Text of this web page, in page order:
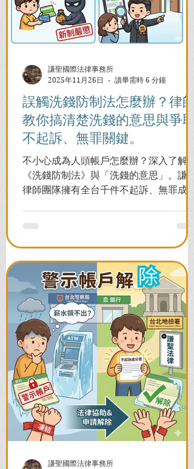
誤觸洗錢防制法怎麼辦？律師
教你搞清楚洗錢的意思與爭取
不起訴、無罪關鍵。
不小心成為人頭帳戶怎麼辦？深入了解
《洗錢防制法》與「洗錢的意思」。謙聖
律師團隊擁有全台千件不起訴、無罪成功
謙聖國際法律事務所
2025年11月26日
讀畢需時 6 分鐘
謙聖國際法律事務所